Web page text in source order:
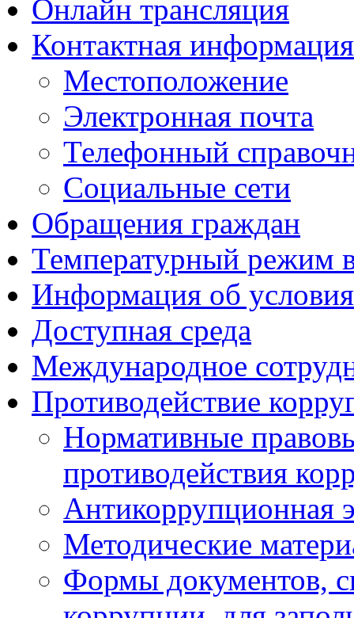
Онлайн трансляция
Контактная информация
Местоположение
Электронная почта
Телефонный
Социальные сети
Обращения граждан
Температурный режим
Информация об
Доступная среда
Международное
Противодействие
Нормативные
противодействия
Антикоррупционная
Методические
Формы документов,